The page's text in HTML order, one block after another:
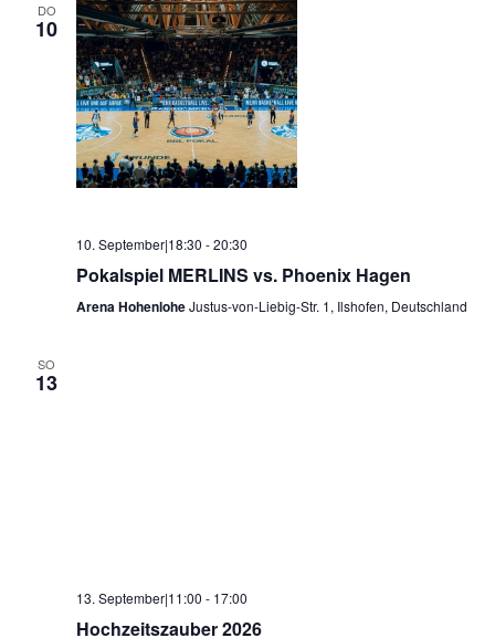
DO
10
10. September|18:30 -20:30
Pokalspiel MERLINS vs. Phoenix Hagen
Arena HohenloheJustus-von-Liebig-Str. 1, Ilshofen, Deutschland
SO
13
13. September|11:00 - 17:00
Hochzeitszauber 2026